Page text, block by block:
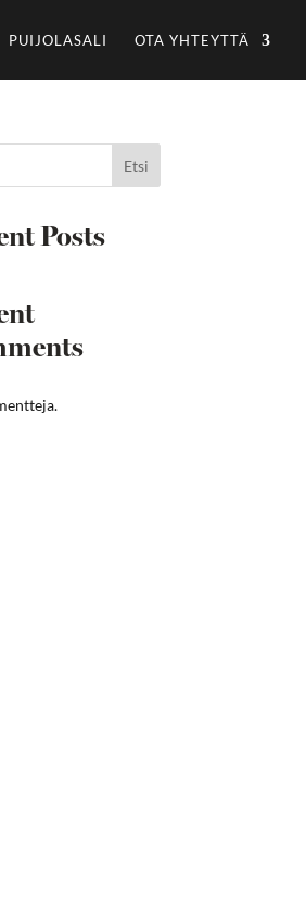
PUIJOLASALI OTA YHTEYTTÄ
Etsi
Posts